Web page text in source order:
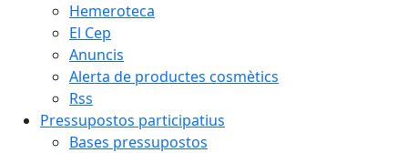
Hemeroteca
El Cep
Anuncis
Alerta de productes cosmètics
Rss
Pressupostos participatius
Bases pressupostos